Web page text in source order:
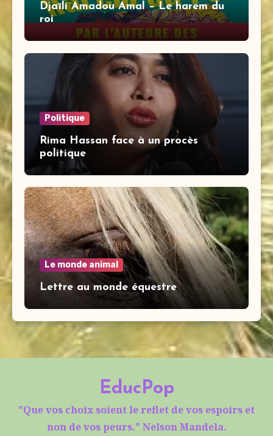
Djaïli Amadou Amal – Le harem du
roi
Politique
Rima Hassan face à un procès
politique
Le monde animal
Lettre au monde équestre
EducPop
"Que vos choix soient le reflet de vos espoirs et
non de vos peurs." Nelson Mandela.